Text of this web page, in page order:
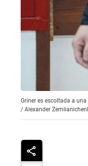
Griner es escoltada a
/ Alexander